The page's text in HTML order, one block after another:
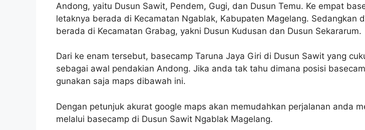
Andong, yaitu Dusun Sawit, Pendem, Gugi, dan Dusun Temu. Ke empat
letaknya berada di Kecamatan Ngablak, Kabupaten Magelang. Sedangkan
berada di Kecamatan Grabag, yakni Dusun Kudusan dan Dusun Sekararum.
Dari ke enam tersebut, basecamp Taruna Jaya Giri di Dusun Sawit yang
sebagai awal pendakian Andong. Jika anda tak tahu dimana posisi
gunakan saja maps dibawah ini.
Dengan petunjuk akurat google maps akan memudahkan perjalanan anda
melalui basecamp di Dusun Sawit Ngablak Magelang.